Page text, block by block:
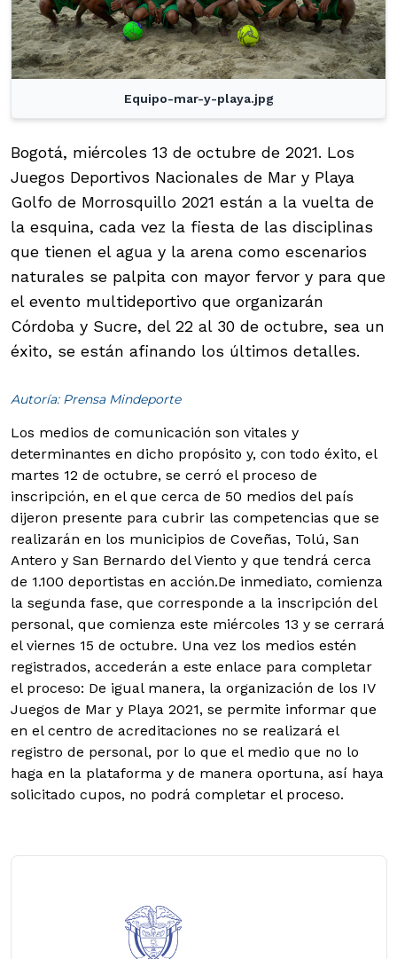
Equipo-mar-y-playa.jpg
Bogotá, miércoles 13 de octubre de 2021. Los
Juegos Deportivos Nacionales de Mar y Playa
Golfo de Morrosquillo 2021 están a la vuelta de
la esquina, cada vez la fiesta de las disciplinas
que tienen el agua y la arena como escenarios
naturales se palpita con mayor fervor y para que
el evento multideportivo que organizarán
Córdoba y Sucre, del 22 al 30 de octubre, sea un
éxito, se están afinando los últimos detalles.
Autoría: Prensa Mindeporte
Los medios de comunicación son vitales y
determinantes en dicho propósito y, con todo éxito, el
martes 12 de octubre, se cerró el proceso de
inscripción, en el que cerca de 50 medios del país
dijeron presente para cubrir las competencias que se
realizarán en los municipios de Coveñas, Tolú, San
Antero y San Bernardo del Viento y que tendrá cerca
de 1.100 deportistas en acción.De inmediato, comienza
la segunda fase, que corresponde a la inscripción del
personal, que comienza este miércoles 13 y se cerrará
el viernes 15 de octubre. Una vez los medios estén
registrados, accederán a este enlace para completar
el proceso: De igual manera, la organización de los IV
Juegos de Mar y Playa 2021, se permite informar que
en el centro de acreditaciones no se realizará el
registro de personal, por lo que el medio que no lo
haga en la plataforma y de manera oportuna, así haya
solicitado cupos, no podrá completar el proceso.